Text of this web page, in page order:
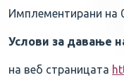
Имплементирани на
Услови за давање
на веб страницата